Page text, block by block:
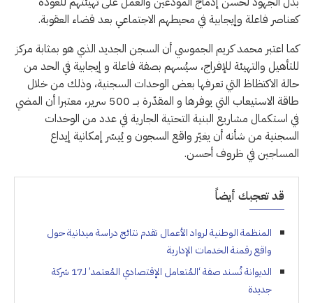
كعناصر فاعلة وإيجابية في محيطهم الاجتماعي بعد قضاء العقوبة.
كما اعتبر محمد كريم الجموسي أن السجن الجديد الذي هو بمثابة مركز
للتأهيل والتهيئة للإفراج، سيُسهم بصفة فاعلة و إيجابية في الحد من
حالة الاكتظاظ التي تعرفها بعض الوحدات السجنية، وذلك من خلال
طاقة الاستيعاب التي يوفرها و المقدّرة بـــ 500 سرير، معتبرا أن المضي
في استكمال مشاريع البنية التحتية الجارية في عدد من الوحدات
السجنية من شأنه أن يغيّر واقع السجون و يُيسّر إمكانية إيداع
المساجين في ظروف أحسن.
قد تعجبك أيضاً
المنظمة الوطنية لرواد الأعمال تقدم نتائج دراسة ميدانية حول
واقع رقمنة الخدمات الإدارية
الديوانة تُسند صفة ‘المُتعامل الإقتصادي المُعتمد’ لـ17 شركة
جديدة